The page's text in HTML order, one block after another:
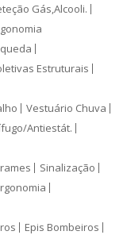
Gás,Alcooli.
Estruturais
Vestuário Chuva
Antiestát.
Sinalização
Epis Bombeiros